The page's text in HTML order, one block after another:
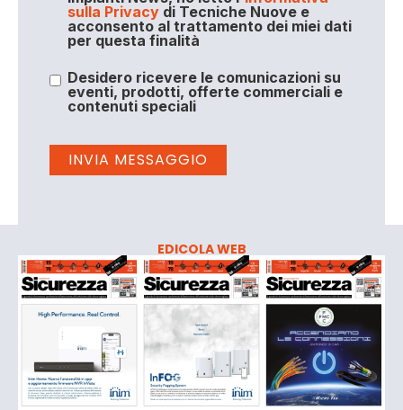
sulla Privacydi Tecniche Nuove e
acconsento al trattamento dei miei dati
per questa finalità
Desidero ricevere le comunicazioni su
eventi, prodotti, offerte commerciali e
contenuti speciali
EDICOLA WEB